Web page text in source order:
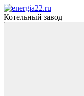
Котельный завод